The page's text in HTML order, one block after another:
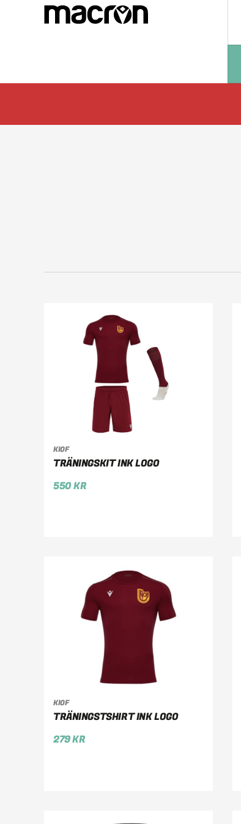
KIOF
TRÄNINGSKIT INK LOGO
550KR
VÄLJ ALTERNATIV
KIOF
TRÄNINGSTSHIRT INK LOGO
279KR
VÄLJ ALTERNATIV